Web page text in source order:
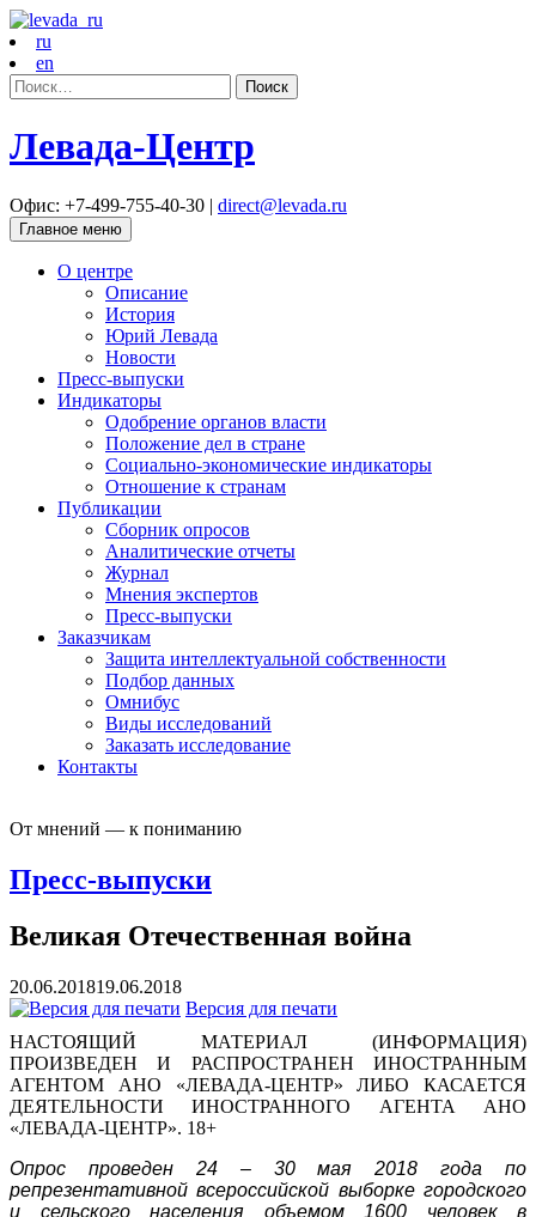
ru
en
Найти:
Левада-Центр
Офис: +7-499-755-40-30 | direct@levada.ru
Главное меню
О центре
Описание
История
Юрий Левада
Новости
Пресс-выпуски
Индикаторы
Одобрение органов власти
Положение дел в стране
Социально-экономические индикаторы
Отношение к странам
Публикации
Сборник опросов
Аналитические отчеты
Журнал
Мнения экспертов
Пресс-выпуски
Заказчикам
Защита интеллектуальной собственности
Подбор данных
Омнибус
Виды исследований
Заказать исследование
Контакты
От мнений — к пониманию
Пресс-выпуски
Великая Отечественная война
20.06.201819.06.2018
Версия для печати
НАСТОЯЩИЙ МАТЕРИАЛ (ИНФОРМАЦИЯ)
ПРОИЗВЕДЕН И РАСПРОСТРАНЕН ИНОСТРАННЫМ
АГЕНТОМ АНО «ЛЕВАДА-ЦЕНТР» ЛИБО КАСАЕТСЯ
ДЕЯТЕЛЬНОСТИ ИНОСТРАННОГО АГЕНТА АНО
«ЛЕВАДА-ЦЕНТР». 18+
Опрос проведен 24 – 30 мая 2018 года по
репрезентативной всероссийской выборке городского
и сельского населения объемом 1600 человек в